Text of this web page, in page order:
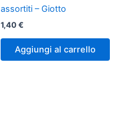
assortiti – Giotto
1,40€
Aggiungi al carrello